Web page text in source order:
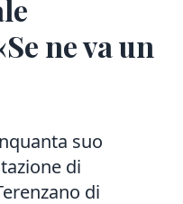
ne va un
suo
di
di